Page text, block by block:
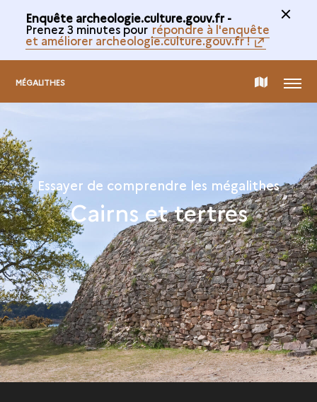
Enquête archeologie.culture.gouv.fr -
Prenez 3 minutes pour répondre à l'enquête
et améliorer archeologie.culture.gouv.fr !
MÉGALITHES CARTE
COLLECTION
MENU
Essayer de comprendre les mégalithes
Cairns et tertres